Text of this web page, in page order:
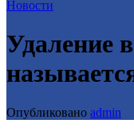
Новости
Удаление
Опубликовано admin